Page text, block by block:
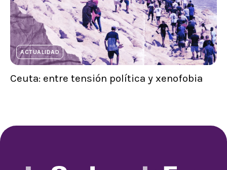
ACTUALIDAD
Ceuta: entre tensión política y xenofobia